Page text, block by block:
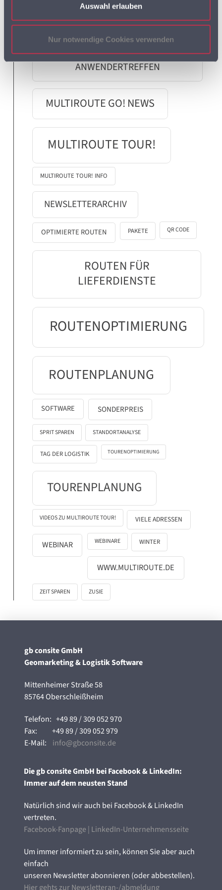
Auswahl erlauben
Nur notwendige Cookies verwenden
MULTIROUTE GO!
MULTIROUTE GO!
ANWENDERTREFFEN
MULTIROUTE GO! NEWS
MULTIROUTE TOUR!
MULTIROUTE TOUR! INFO
NEWSLETTERARCHIV
OPTIMIERTE ROUTEN PAKETE QR CODE
ROUTEN FÜR
LIEFERDIENSTE
ROUTENOPTIMIERUNG
ROUTENPLANUNG
SOFTWARE SONDERPREIS
SPRIT SPAREN STANDORTANALYSE
TAG DER LOGISTIK TOURENOPTIMIERUNG
TOURENPLANUNG
VIDEOS ZU MULTIROUTE TOUR! VIELE ADRESSEN
WEBINAR WEBINARE WINTER
WWW.MULTIROUTE.DE
ZEIT SPAREN ZUSIE
gb consite GmbH
Geomarketing & Logistik Software
Mittenheimer Straße 58
85764 Oberschleißheim
Telefon:+49 89 / 309 052 970
Fax:+49 89 / 309 052 979
E-Mail: info@gbconsite.de
Die gb consite GmbH bei Facebook & LinkedIn:
Immer auf dem neusten Stand
Natürlich sind wir auch bei Facebook & LinkedIn
vertreten.
Facebook-Fanpage| LinkedIn-Unternehmensseite
Um immer informiert zu sein, können Sie aber auch
einfach
unseren Newsletter abonnieren (oder abbestellen).
Hier gehts zur Newsletteran-/abmeldung